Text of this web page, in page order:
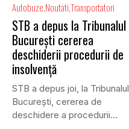
Autobuze NoutatiTransportatori
STB a depus la Tribunalul
București cererea
deschiderii procedurii de
insolvență
STB a depus joi, la Tribunalul
Bucureşti, cererea de
deschidere a procedurii...